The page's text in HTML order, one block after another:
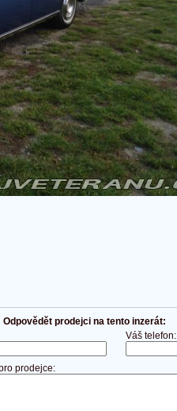
Odpovědět prodejci na tento inzerát:
Váš telefon:
prodejce: